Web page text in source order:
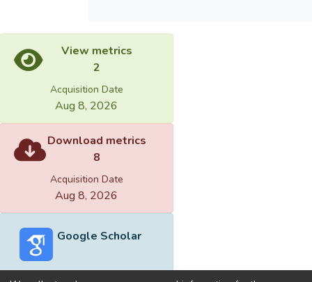
View metrics
2
Acquisition Date
Aug 8, 2026
Download metrics
8
Acquisition Date
Aug 8, 2026
Google Scholar